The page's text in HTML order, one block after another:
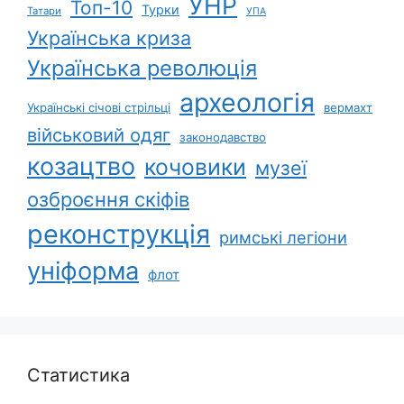
Татари Топ-10 Турки УПА
Українська криза
Українська революція
Українські січові стрільці археологія вермахт
військовий одяг законодавство
козацтво кочовики музеї
озброєння скіфів
реконструкція римські легіони
уніформа флот
Статистика